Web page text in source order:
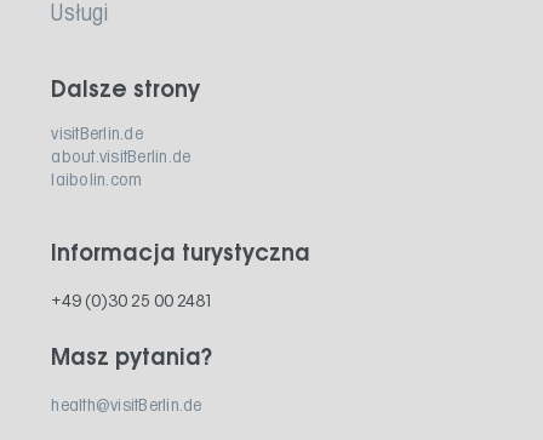
Usługi
Dalsze strony
visitBerlin.de
about.visitBerlin.de
laibolin.com
Informacja turystyczna
+49 (0)30 25 00 2481
Masz pytania?
health@visitBerlin.de